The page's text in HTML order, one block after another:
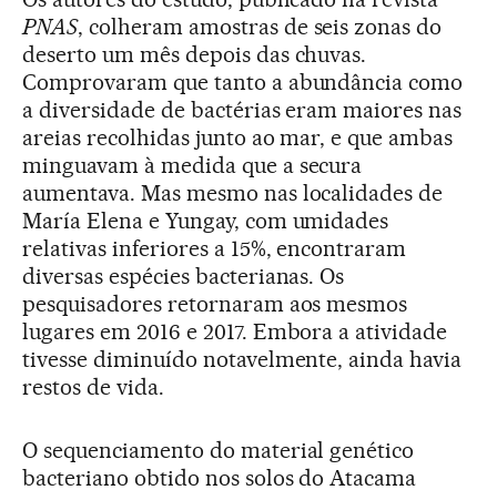
PNAS, colheram amostras de seis zonas do
deserto um mês depois das chuvas.
Comprovaram que tanto a abundância como
a diversidade de bactérias eram maiores nas
areias recolhidas junto ao mar, e que ambas
minguavam à medida que a secura
aumentava. Mas mesmo nas localidades de
María Elena e Yungay, com umidades
relativas inferiores a 15%, encontraram
diversas espécies bacterianas. Os
pesquisadores retornaram aos mesmos
lugares em 2016 e 2017. Embora a atividade
tivesse diminuído notavelmente, ainda havia
restos de vida.
O sequenciamento do material genético
bacteriano obtido nos solos do Atacama